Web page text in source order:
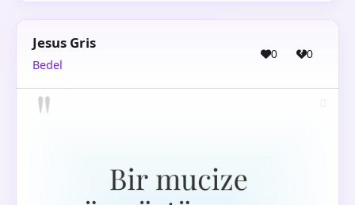
Jesus Gris
Bedel
0 0